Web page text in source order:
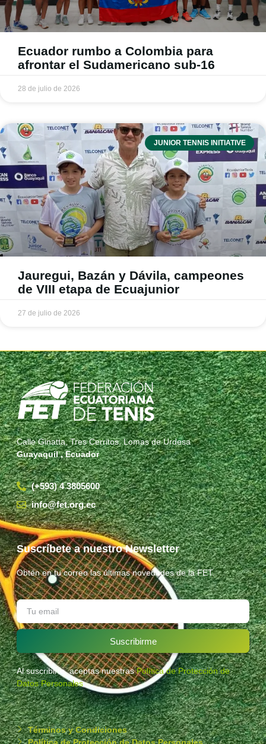
Ecuador rumbo a Colombia para
afrontar el Sudamericano sub-16
28 de julio de 2026
JUNIOR TENNIS INITIATIVE
Jauregui, Bazán y Dávila, campeones
de VIII etapa de Ecuajunior
27 de julio de 2026
Calle Ginatta, Tres Cerritos, Lomas de Urdesa
Guayaquil , Ecuador
(+593) 4 3805600
info@fet.org.ec
Suscríbete a nuestro Newsletter
Obtén en tu correo las últimas novedades de la FET.
Suscribirme
Al suscribirte, aceptas nuestrasPolítica de Protección de
Datos Personales.
Términos y Condiciones
Política de Protección de Datos Personales